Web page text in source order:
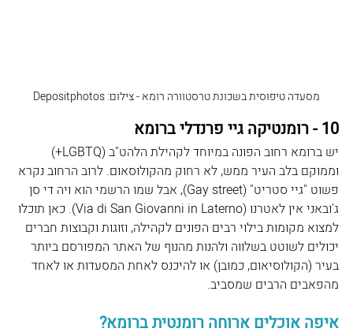
מסעדה טיפוסית בשכונת טרסטוורה רומא - צילום: Depositphotos
10 - רומנטיקה גיי פרנדלי ברומא
יש ברומא רחוב הפונה במיוחד לקהילת הלהט"ב (LGBTQ+)
וממוקם בלב העיר ממש, לא רחוק מהקולוסאום. לרוב הרחוב נקרא
פשוט "גיי סטריט" (Gay street), אבל שמו הרשמי הוא ויה די סן
ג'ובאני אין לאטרנו (Via di San Giovanni in Laterno). כאן תוכלו
למצוא מקומות בילוי רבים הפונים לקהילה, וזוגות וקבוצות חברים
יכולים לשוטט בשלווה ולהנות מהנוף של האתר המפורסם ביותר
בעיר (הקולוסיאום, כמובן) או להיכנס לאחת המסעדות או לאחד
מהפאבים הרבים שמסביב.
איפה אוכלים ארוחה רומנטית ברומא?